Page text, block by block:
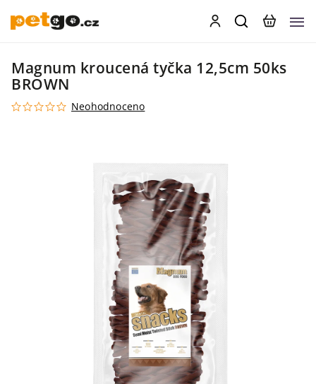
Magnum kroucená tyčka 12,5cm 50ks
BROWN
Neohodnoceno